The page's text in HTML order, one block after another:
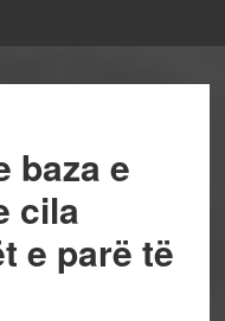
baza e
cila
e parë të